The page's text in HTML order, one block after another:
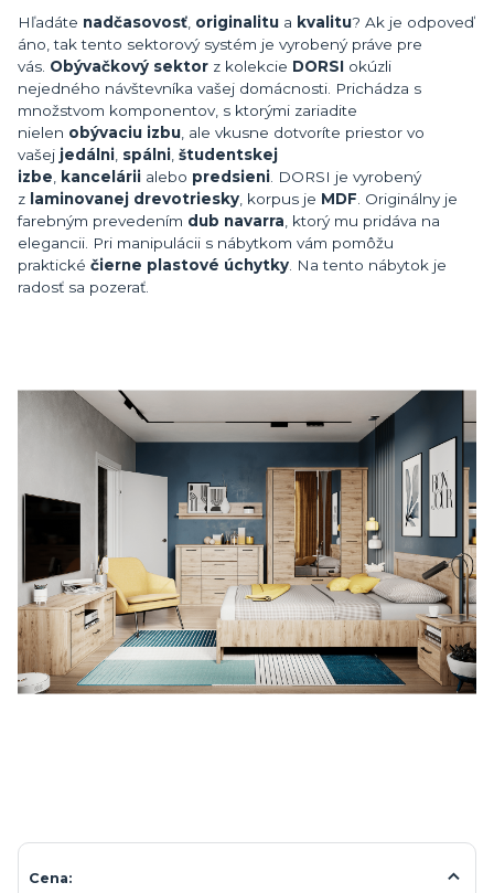
Hľadáte nadčasovosť originalitu a kvalitu? Ak je odpoveď
áno, tak tento sektorový systém je vyrobený práve pre
vás. Obývačkový sektor z kolekcie DORSI okúzli
nejedného návštevníka vašej domácnosti. Prichádza s
množstvom komponentov, s ktorými zariadite
nielen obývaciu izbu , ale vkusne dotvoríte priestor vo
vašej jedálni spálni študentskej
izbe
kancelárii alebo predsieni . DORSI je vyrobený
z laminovanej drevotriesky , korpus je MDF . Originálny je
farebným prevedením dub navarra , ktorý mu pridáva na
elegancii. Pri manipulácii s nábytkom vám pomôžu
praktické čierne plastové úchytky . Na tento nábytok je
radosť sa pozerať.
Cena: